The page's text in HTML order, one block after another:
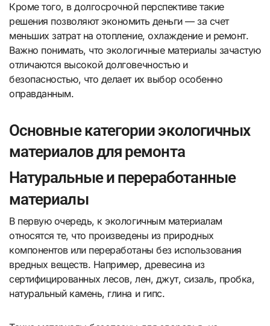
Кроме того, в долгосрочной перспективе такие
решения позволяют экономить деньги — за счет
меньших затрат на отопление, охлаждение и ремонт.
Важно понимать, что экологичные материалы зачастую
отличаются высокой долговечностью и
безопасностью, что делает их выбор особенно
оправданным.
Основные категории экологичных
материалов для ремонта
Натуральные и переработанные
материалы
В первую очередь, к экологичным материалам
относятся те, что произведены из природных
компонентов или переработаны без использования
вредных веществ. Например, древесина из
сертифицированных лесов, лен, джут, сизаль, пробка,
натуральный камень, глина и гипс.